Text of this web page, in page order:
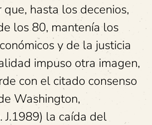
hasta los decenios,
los 80, mantenía los
y de la justicia
impuso otra imagen,
con el citado consenso
Washington,
J.1989) la caída del